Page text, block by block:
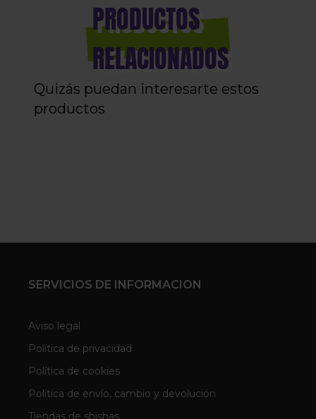
PRODUCTOS
RELACIONADOS
Quizás puedan interesarte estos
productos
SERVICIOS DE INFORMACION
Aviso legal
Política de privacidad
Política de cookies
Política de envío, cambio y devolución
Tiendas de shishas